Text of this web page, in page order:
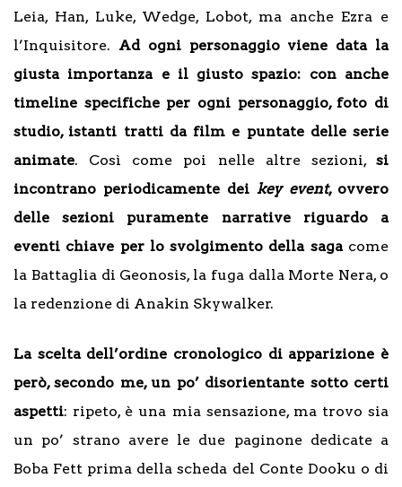
Leia, Han, Luke, Wedge, Lobot, ma anche Ezra e
l’Inquisitore. Ad ogni personaggio viene data la
giusta importanza e il giusto spazio: con anche
timeline specifiche per ogni personaggio, foto di
studio, istanti tratti da film e puntate delle serie
animate. Così come poi nelle altre sezioni, si
incontrano periodicamente dei key event, ovvero
delle sezioni puramente narrative riguardo a
eventi chiave per lo svolgimento della sagacome
la Battaglia di Geonosis, la fuga dalla Morte Nera, o
la redenzione di Anakin Skywalker.
La scelta dell’ordine cronologico di apparizione è
però, secondo me, un po’ disorientante sotto certi
aspetti: ripeto, è una mia sensazione, ma trovo sia
un po’ strano avere le due paginone dedicate a
Boba Fett prima della scheda del Conte Dooku o di